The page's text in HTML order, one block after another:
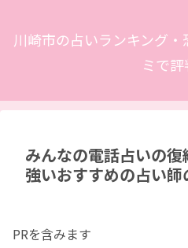
川崎市の占いランキング
ミで評
みんなの電話占いの
強いおすすめの占い師
PRを含みます